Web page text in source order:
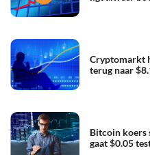
Cryptomarkt
terug naar
Bitcoin koers
gaat $0.05